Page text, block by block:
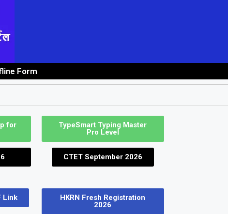
Form
for
TypeSmart Typing Master
Pro Level
CTET September 2026
Link
HKRN Fresh Registration
2026